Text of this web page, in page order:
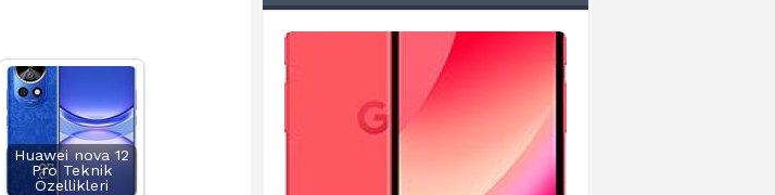
Huawei nova 12
Pro Teknik
Özellikleri